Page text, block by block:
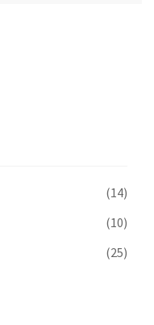
(14)
(10)
(25)